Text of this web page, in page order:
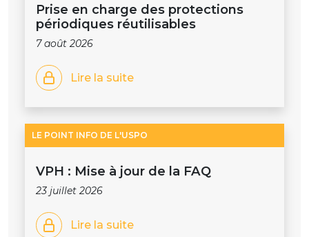
Prise en charge des protections
périodiques réutilisables
7 août 2026
Lire la suite
LE POINT INFO DE L'USPO
VPH : Mise à jour de la FAQ
23 juillet 2026
Lire la suite